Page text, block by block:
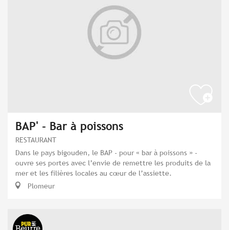
BAP' - Bar à poissons
RESTAURANT
Dans le pays bigouden, le BAP - pour « bar à poissons » -
ouvre ses portes avec l’envie de remettre les produits de la
mer et les filières locales au cœur de l’assiette.
Plomeur